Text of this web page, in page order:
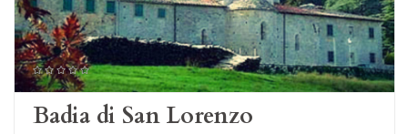
Badia di San Lorenzo